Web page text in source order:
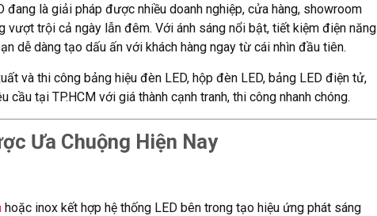
là giải pháp được nhiều doanh nghiệp, cửa hàng, showroom
vượt trội cả ngày lẫn đêm. Với ánh sáng nổi bật, tiết kiệm điện năng
dễ dàng tạo dấu ấn với khách hàng ngay từ cái nhìn đầu tiên.
và thi công bảng hiệu đèn LED, hộp đèn LED, bảng LED điện tử,
tại TP.HCM với giá thành cạnh tranh, thi công nhanh chóng.
Ưa Chuộng Hiện Nay
hoặc inox kết hợp hệ thống LED bên trong tạo hiệu ứng phát sáng